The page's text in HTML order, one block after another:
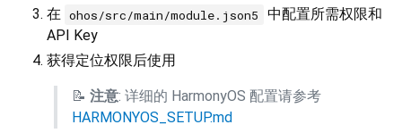
在 ohos/src/main/module.json5
中配置所需权限和
API Key
获得定位权限后使用
📝 注意: 详细的 HarmonyOS 配置请参考
HARMONYOS_SETUP.md